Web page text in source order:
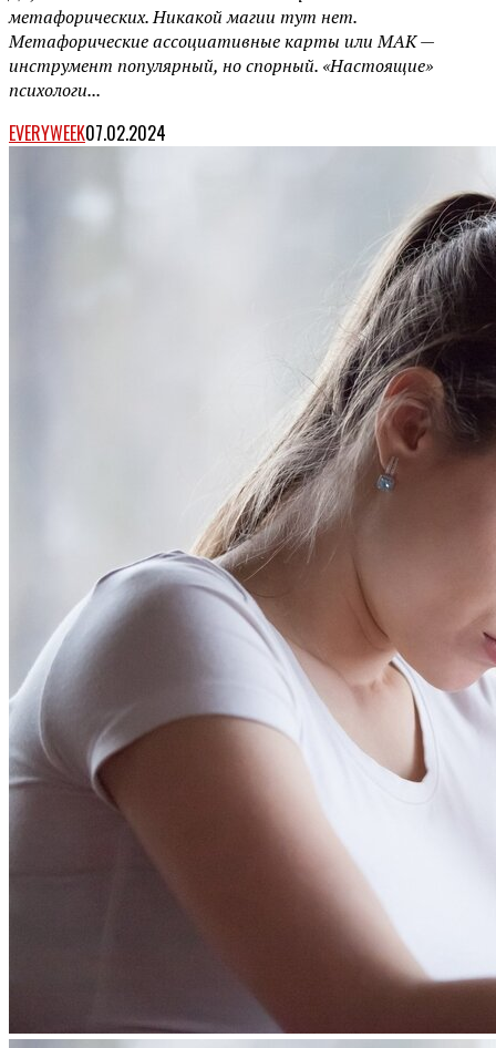
метафорических. Никакой магии тут нет.
Метафорические ассоциативные карты или МАК —
инструмент популярный, но спорный. «Настоящие»
психологи...
EVERYWEEK07.02.2024